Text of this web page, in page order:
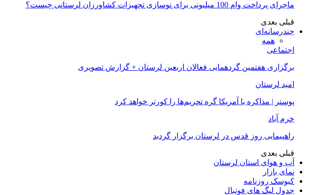
ماجرای پرداخت وام 100 میلیونی برای نوسازی تجهیزات کشاورزان لرستانی چیست؟
قبلی بعدی
چندرسانه‌ای
همه
اجتماعی
برگزاری هفتمین گردهمایی فعالان اربعین لرستان + گزارش تصویری
امید لرستان
پوستر | مذاکره با آمریکا گره تحریم‌ها را کورتر خواهد کرد
خرم آباد
راهپیمایی روز قدس در لرستان برگزار گردید
قبلی بعدی
آب و هوای استان لرستان
نمای بازار
کیوسک روزنامه
جدول لیگ های فوتبال